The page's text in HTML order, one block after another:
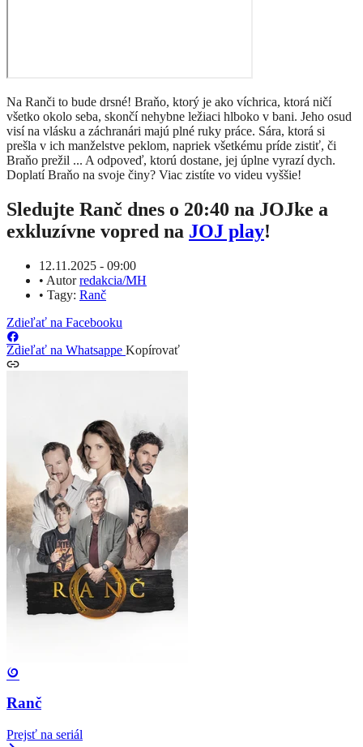
Na Ranči to bude drsné! Braňo, ktorý je ako víchrica, ktorá ničí
všetko okolo seba, skončí nehybne ležiaci hlboko v bani. Jeho osud
visí na vlásku a záchranári majú plné ruky práce. Sára, ktorá si
prešla v ich manželstve peklom, napriek všetkému príde zistiť, či
Braňo prežil ... A odpoveď, ktorú dostane, jej úplne vyrazí dych.
Doplatí Braňo na svoje činy? Viac zistíte vo videu vyššie!
Sledujte Ranč dnes o 20:40 na JOJke a
exkluzívne vopred na JOJ play!
12.11.2025 - 09:00
• Autorredakcia/MH
• Tagy: Ranč
Zdieľať na Facebooku
Zdieľať na Whatsappe Kopírovať
Ranč
Prejsť na seriál